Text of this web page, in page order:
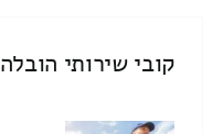
קובי שירותי הובלה